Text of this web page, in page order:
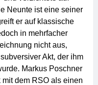
Neunte ist eine seiner
er auf klassische
in mehrfacher
nicht aus,
Akt, der ihm
Markus Poschner
dem RSO als einen